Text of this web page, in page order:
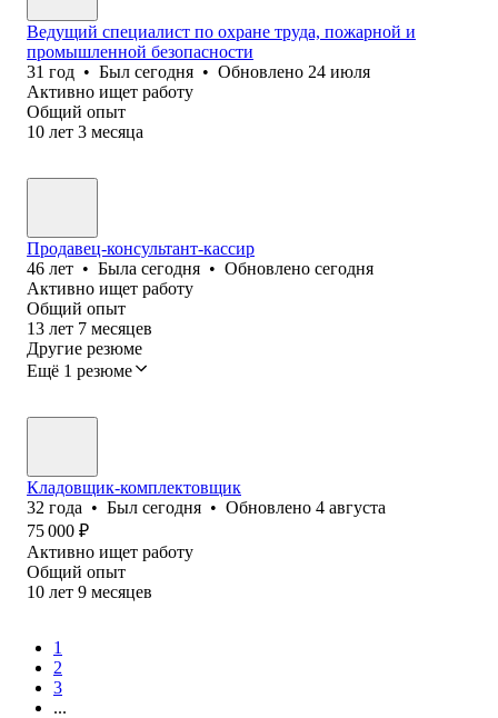
Ведущий специалист по охране труда, пожарной и
промышленной безопасности
31 год • Был сегодня • Обновлено 24 июля
Активно ищет работу
Общий опыт
10 лет 3 месяца
Продавец-консультант-кассир
46 лет • Была сегодня • Обновлено сегодня
Активно ищет работу
Общий опыт
13 лет 7 месяцев
Другие резюме
Ещё 1 резюме
Кладовщик-комплектовщик
32 года • Был сегодня • Обновлено 4 августа
75 000 ₽
Активно ищет работу
Общий опыт
10 лет 9 месяцев
1
2
3
...